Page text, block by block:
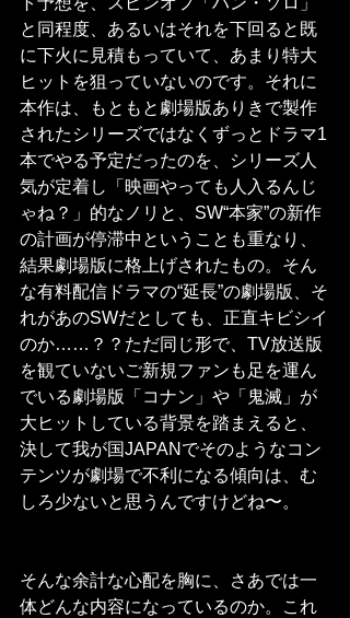
と同程度、あるいはそれを下回ると既
に下火に見積もっていて、あまり特大
ヒットを狙っていないのです。それに
本作は、もともと劇場版ありきで製作
されたシリーズではなくずっとドラマ1
本でやる予定だったのを、シリーズ人
気が定着し「映画やっても人入るんじ
ゃね？」的なノリと、SW“本家”の新作
の計画が停滞中ということも重なり、
結果劇場版に格上げされたもの。そん
な有料配信ドラマの“延長”の劇場版、そ
れがあのSWだとしても、正直キビシイ
のか……？？ただ同じ形で、TV放送版
を観ていないご新規ファンも足を運ん
でいる劇場版「コナン」や「鬼滅」が
大ヒットしている背景を踏まえると、
決して我が国JAPANでそのようなコン
テンツが劇場で不利になる傾向は、む
しろ少ないと思うんですけどね〜。
そんな余計な心配を胸に、さあでは一
体どんな内容になっているのか。これ